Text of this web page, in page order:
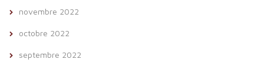
novembre 2022
octobre 2022
septembre 2022